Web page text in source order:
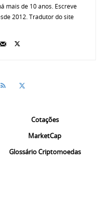
mais de 10 anos. Escreve
2012. Tradutor do site
Cotações
MarketCap
Glossário Criptomoedas